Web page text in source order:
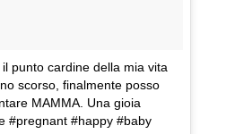
punto cardine della mia vita
scorso, finalmente posso
MAMMA. Una gioia
#pregnant #happy #baby